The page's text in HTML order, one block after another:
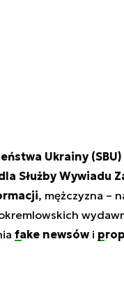
Ukrainy
Służby Wywiadu
, mężczyzna –
fake newsówi